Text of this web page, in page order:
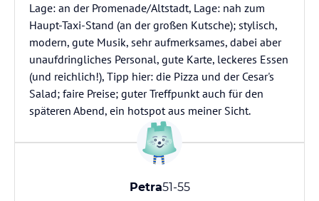
Lage: an der Promenade/Altstadt, Lage: nah zum
Haupt-Taxi-Stand (an der großen Kutsche); stylisch,
modern, gute Musik, sehr aufmerksames, dabei aber
unaufdringliches Personal, gute Karte, leckeres Essen
(und reichlich!), Tipp hier: die Pizza und der Cesar's
Salad; faire Preise; guter Treffpunkt auch für den
späteren Abend, ein hotspot aus meiner Sicht.
Petra51-55